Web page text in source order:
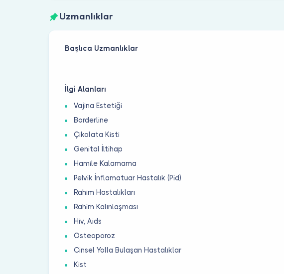
Uzmanlıklar
Başlıca Uzmanlıklar
İlgi Alanları
Vajina Estetiği
Borderline
Çikolata Kisti
Genital İltihap
Hamile Kalamama
Pelvik İnflamatuar Hastalık (Pid)
Rahim Hastalıkları
Rahim Kalınlaşması
Hiv, Aids
Osteoporoz
Cinsel Yolla Bulaşan Hastalıklar
Kist